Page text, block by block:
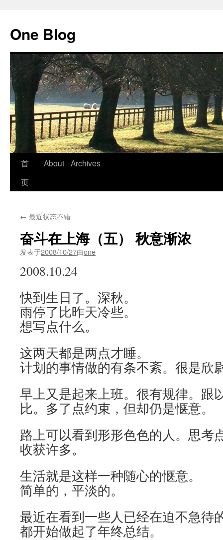
正
文
One Blog
首
页
About Archives
← 最近状态不错
奋斗在上海（五） 秋意渐浓
发表于2008/10/27由one
2008.10.24
快到生日了。深秋。
雨停了比昨天冷些。
想写点什么。
这两天都是两点才睡。
计划的事情做的有条不紊。很是欣
早上又是起来上班。很有规律。跟
比。多了点约束，但却仍是惬意。
路上可以看到形形色色的人。思考
收获许多。
生活就是这样一种随心的惬意。
简单的，平淡的。
最近在看到一些人已经在迫不急待
都开始做起了年终总结。